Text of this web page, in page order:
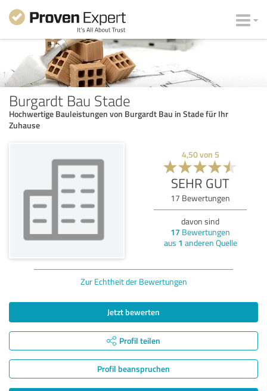
Burgardt Bau Stade
Hochwertige Bauleistungen von Burgardt Bau in Stade für Ihr
Zuhause
4,50von 5
SEHR GUT
17 Bewertungen
davon sind
17 Bewertungen
aus 1 anderen Quelle
Zur Echtheit der Bewertungen
Jetzt bewerten
Profil teilen
Profil beanspruchen